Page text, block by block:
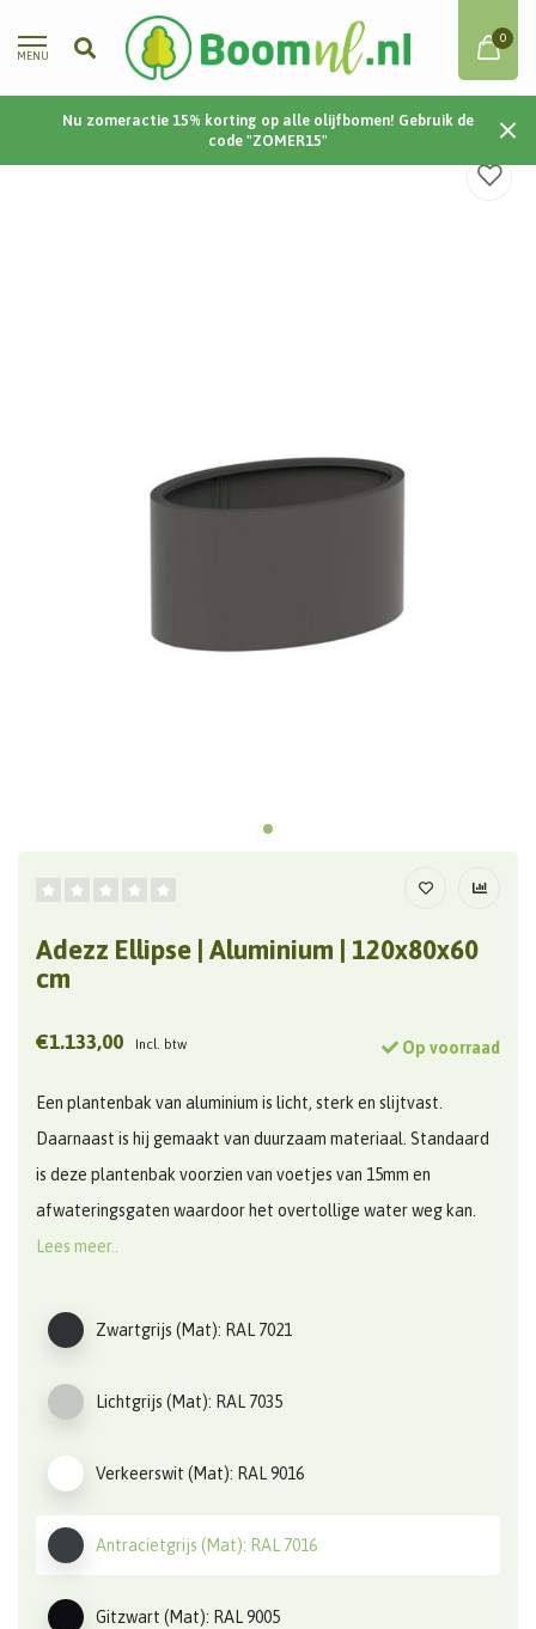
MENU
0
Nu zomeractie 15% korting op alle olijfbomen! Gebruik de
code "ZOMER15"
Home / Ellipse | Aluminium | 120x80x60 cm
Adezz Ellipse | Aluminium | 120x80x60
cm
€1.133,00 Incl. btw Op voorraad
Een plantenbak van aluminium is licht, sterk en slijtvast.
Daarnaast is hij gemaakt van duurzaam materiaal. Standaard
is deze plantenbak voorzien van voetjes van 15mm en
afwateringsgaten waardoor het overtollige water weg kan.
Lees meer..
Zwartgrijs (Mat): RAL 7021
Lichtgrijs (Mat): RAL 7035
Verkeerswit (Mat): RAL 9016
Antracietgrijs (Mat): RAL 7016
Gitzwart (Mat): RAL 9005